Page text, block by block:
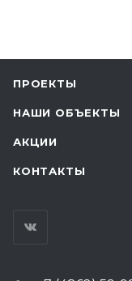
ПРОЕКТЫ
НАШИ ОБЪЕКТЫ
АКЦИИ
КОНТАКТЫ